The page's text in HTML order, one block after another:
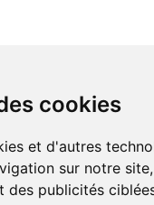
cookies
et d'autres
sur notre
des publicités